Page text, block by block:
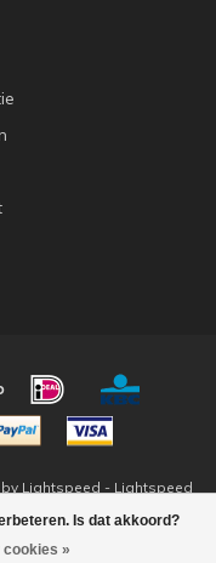
Is dat akkoord?
cookies »
Lightspeed - Lightspeed